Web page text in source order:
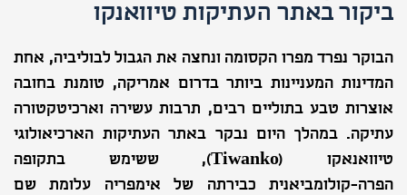
ביקור באתר העתיקות טיוואנקו
הבוקר נפרד מפרו הקסומה ונחצה את הגבול לבוליביה, אחת
המדינות המעניינות ביותר בדרום אמריקה, טומנת בחובה
אוצרות טבע בתוליים רבים, תרבות עשירה וארכיטקטורה
עתיקה. במהלך היום נבקר באתר העתיקות הארכיאולוגי
טיוואנאקו (Tiwanko), ששימש בתקופה
הפרה-קולומביאנית כבירתה של אימפריה עלומת שם